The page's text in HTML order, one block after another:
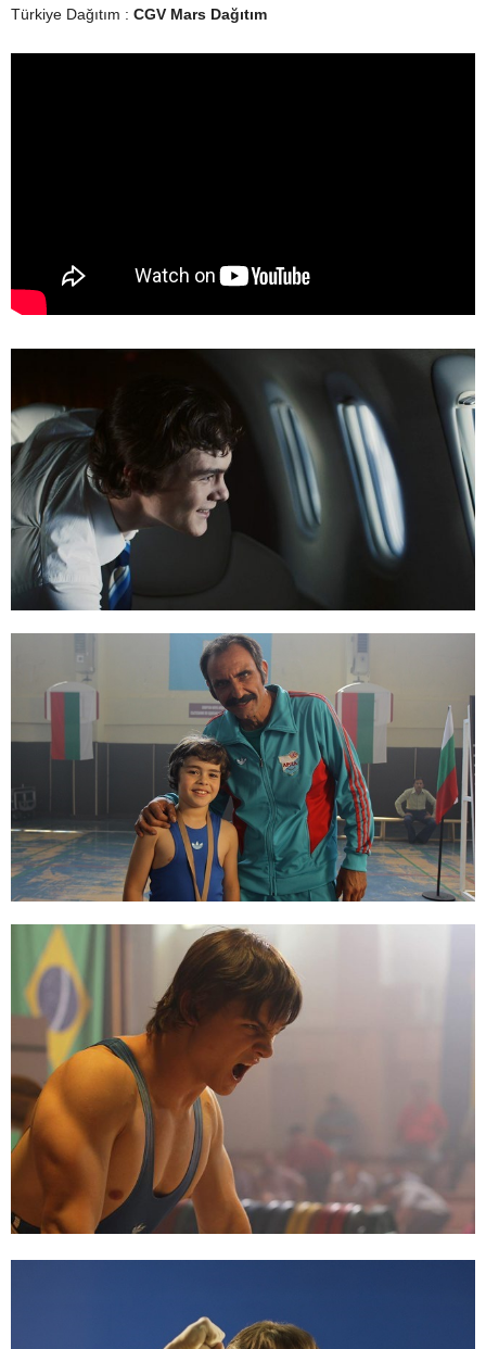
Türkiye Dağıtım : CGV Mars Dağıtım